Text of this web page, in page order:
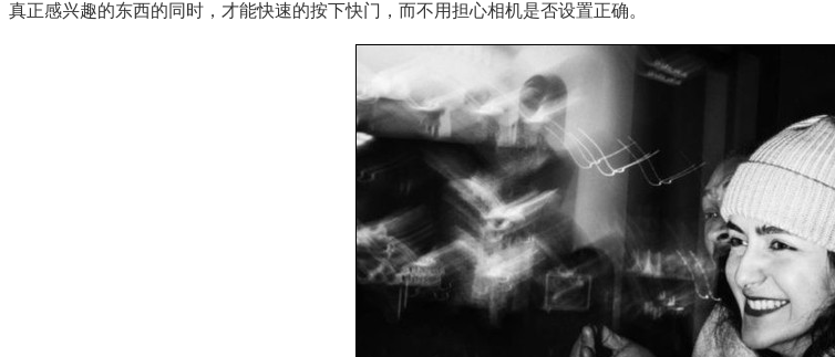
真正感兴趣的东西的同时，才能快速的按下快门，而不用担心相机是否设置正确。